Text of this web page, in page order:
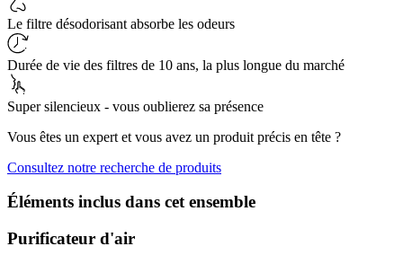
Le filtre désodorisant absorbe les odeurs
Durée de vie des filtres de 10 ans, la plus longue du marché
Super silencieux - vous oublierez sa présence
Vous êtes un expert et vous avez un produit précis en tête ?
Consultez notre recherche de produits
Éléments inclus dans cet ensemble
Purificateur d'air